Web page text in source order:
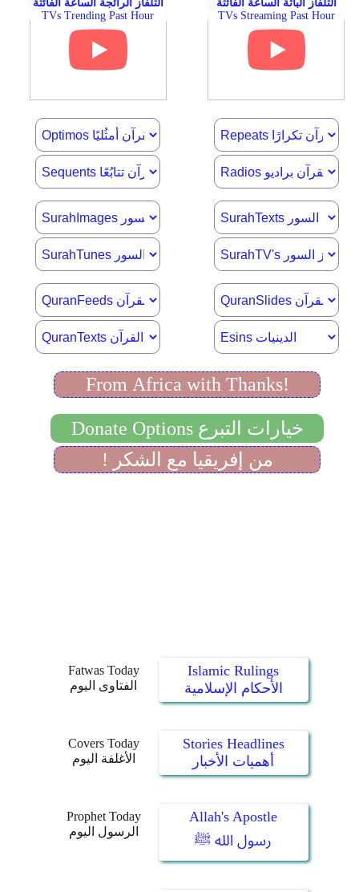
Fatwas Today
الفتاوى اليوم
Islamic Rulings
الأحكام الإسلامية
Covers Today
الأغلفة اليوم
Stories Headlines
أهميات الأخبار
Prophet Today
الرسول اليوم
Allah's Apostle
رسول الله ﷺ